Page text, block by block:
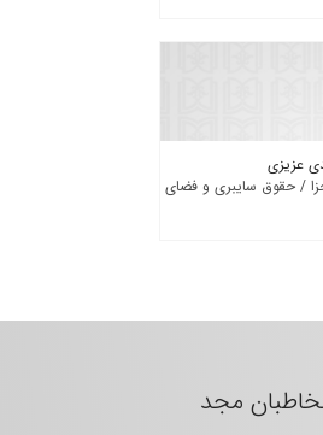
عزیزی
/ حقوق سایبری و فضای
مجد